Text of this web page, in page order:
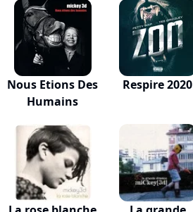
Nous Etions Des
Humains
Respire 2020